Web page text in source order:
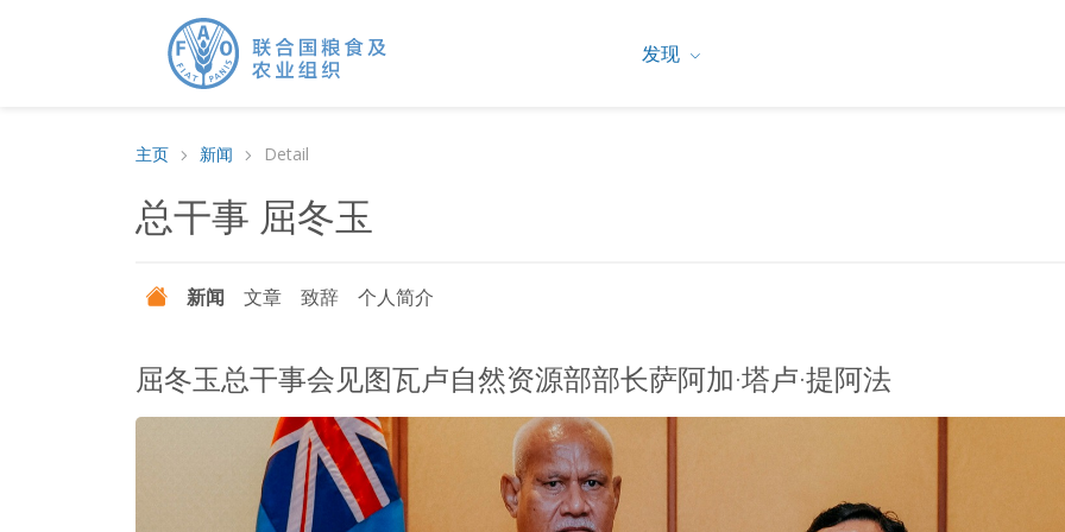
发现
主页 新闻 Detail
总干事 屈冬玉
新闻 文章 致辞 个人简介
屈冬玉总干事会见图瓦卢自然资源部部长萨阿加·塔卢·提阿法